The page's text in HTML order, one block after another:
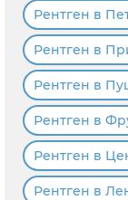
Рентген в
Рентген в
Рентген в
Рентген в
Рентген в
Рентген в